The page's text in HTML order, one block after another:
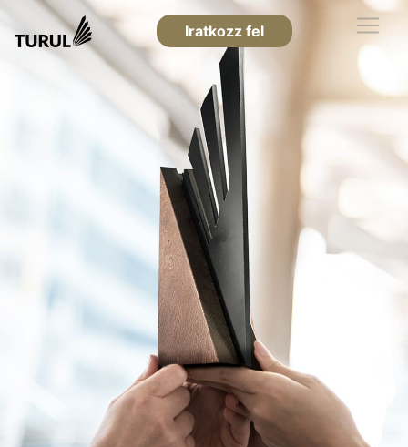
Iratkozz fel